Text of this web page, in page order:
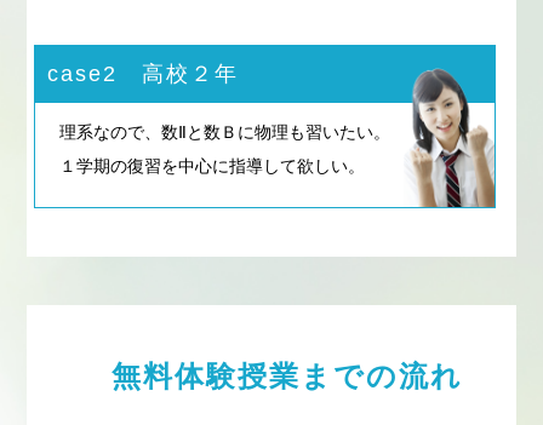
case2 高校２年
理系なので、数Ⅱと数Ｂに物理も習いたい。
１学期の復習を中心に指導して欲しい。
無料体験授業までの流れ